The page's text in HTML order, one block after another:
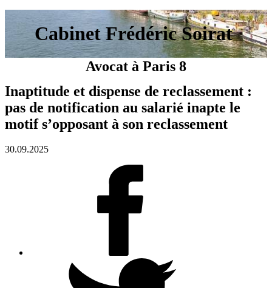
Cabinet Frédéric Soirat
Avocat à Paris 8
Inaptitude et dispense de reclassement :
pas de notification au salarié inapte le
motif s’opposant à son reclassement
30.09.2025